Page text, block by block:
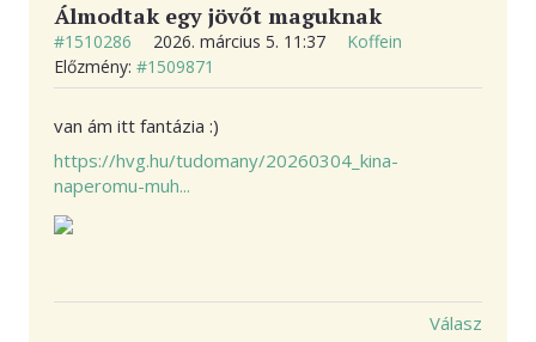
​Álmodtak egy jövőt maguknak ​
#1510286 2026. március 5. 11:37
Koffein
Előzmény: #1509871
van ám itt fantázia :)
https://hvg.hu/tudomany/20260304_kina-
naperomu-muh...
Válasz